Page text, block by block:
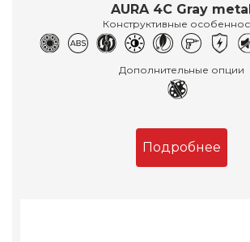
AURA 4C Gray
Конструктивные
Дополнительные опции
Подробнее